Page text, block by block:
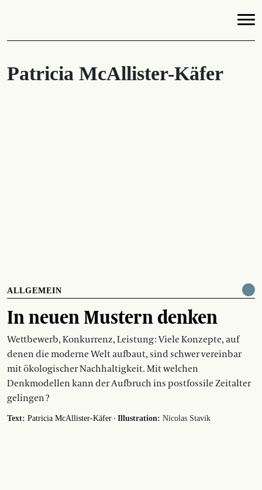
Patricia McAllister-Käfer
ALLGEMEIN
In neuen Mustern denken
Wettbewerb, Konkurrenz, Leistung : Viele Konzepte, auf
denen die moderne Welt aufbaut, sind schwer vereinbar
mit ökologischer Nachhaltigkeit. Mit welchen
Denkmodellen kann der Aufbruch ins postfossile Zeitalter
gelingen ?
Text: Patricia McAllister-Käfer · Illustration: Nicolas Stavik